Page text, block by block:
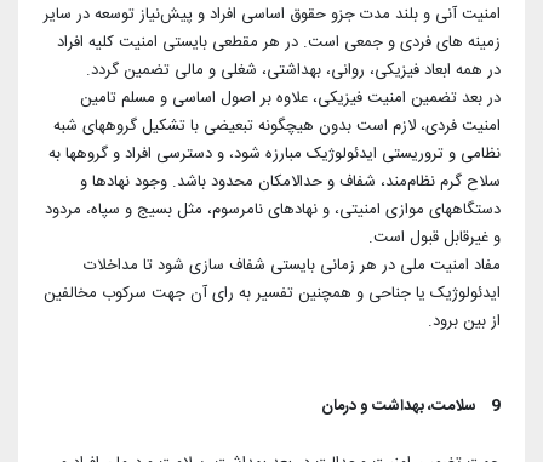
امنیت آنی و بلند مدت جزو حقوق اساسی افراد و پیش‌نیاز توسعه در سایر
زمینه های فردی و جمعی است. در هر مقطعی بایستی امنیت کلیه افراد
در همه ابعاد فیزیکی، روانی، بهداشتی، شغلی و مالی تضمین گردد.
در بعد تضمین امنیت فیزیکی، علاوه بر اصول اساسی و مسلم تامین
امنیت فردی، لازم است بدون هیچگونه تبعیضی با تشکیل گروههای شبه
نظامی و تروریستی ایدئولوژیک مبارزه شود، و دسترسی افراد و گروهها به
سلاح گرم نظام‌مند، شفاف و حدالامکان محدود باشد. وجود نهادها و
دستگاههای موازی امنیتی، و نهادهای نامرسوم، مثل بسیج و سپاه، مردود
و غیرقابل قبول است.
مفاد امنیت ملی در هر زمانی بایستی شفاف سازی شود تا مداخلات
ایدئولوژیک یا جناحی و همچنین تفسیر به رای آن جهت سرکوب مخالفین
از بین برود.
9 سلامت، بهداشت و درمان